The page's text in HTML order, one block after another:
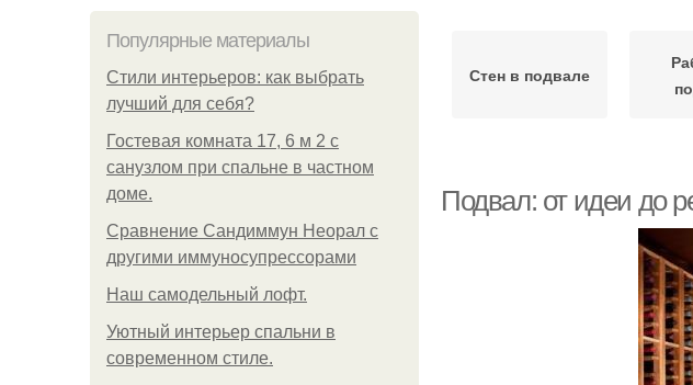
Популярные материалы
Стили интерьеров: как выбрать
лучший для себя?
Гостевая комната 17, 6 м 2 с
санузлом при спальне в частном
доме.
Сравнение Сандиммун Неорал с
другими иммуносупрессорами
Наш самодельный лофт.
Уютный интерьер спальни в
современном стиле.
Стен в подвале
Подвал: от идеи до